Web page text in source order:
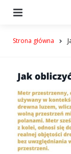
Strona główna